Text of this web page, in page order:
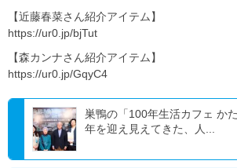
【近藤春菜さん紹介アイテム】
https://ur0.jp/bjTut
【森カンナさん紹介アイテム】
https://ur0.jp/GqyC4
巣鴨の「100年生活カフェ か
年を迎え見えてきた、人...